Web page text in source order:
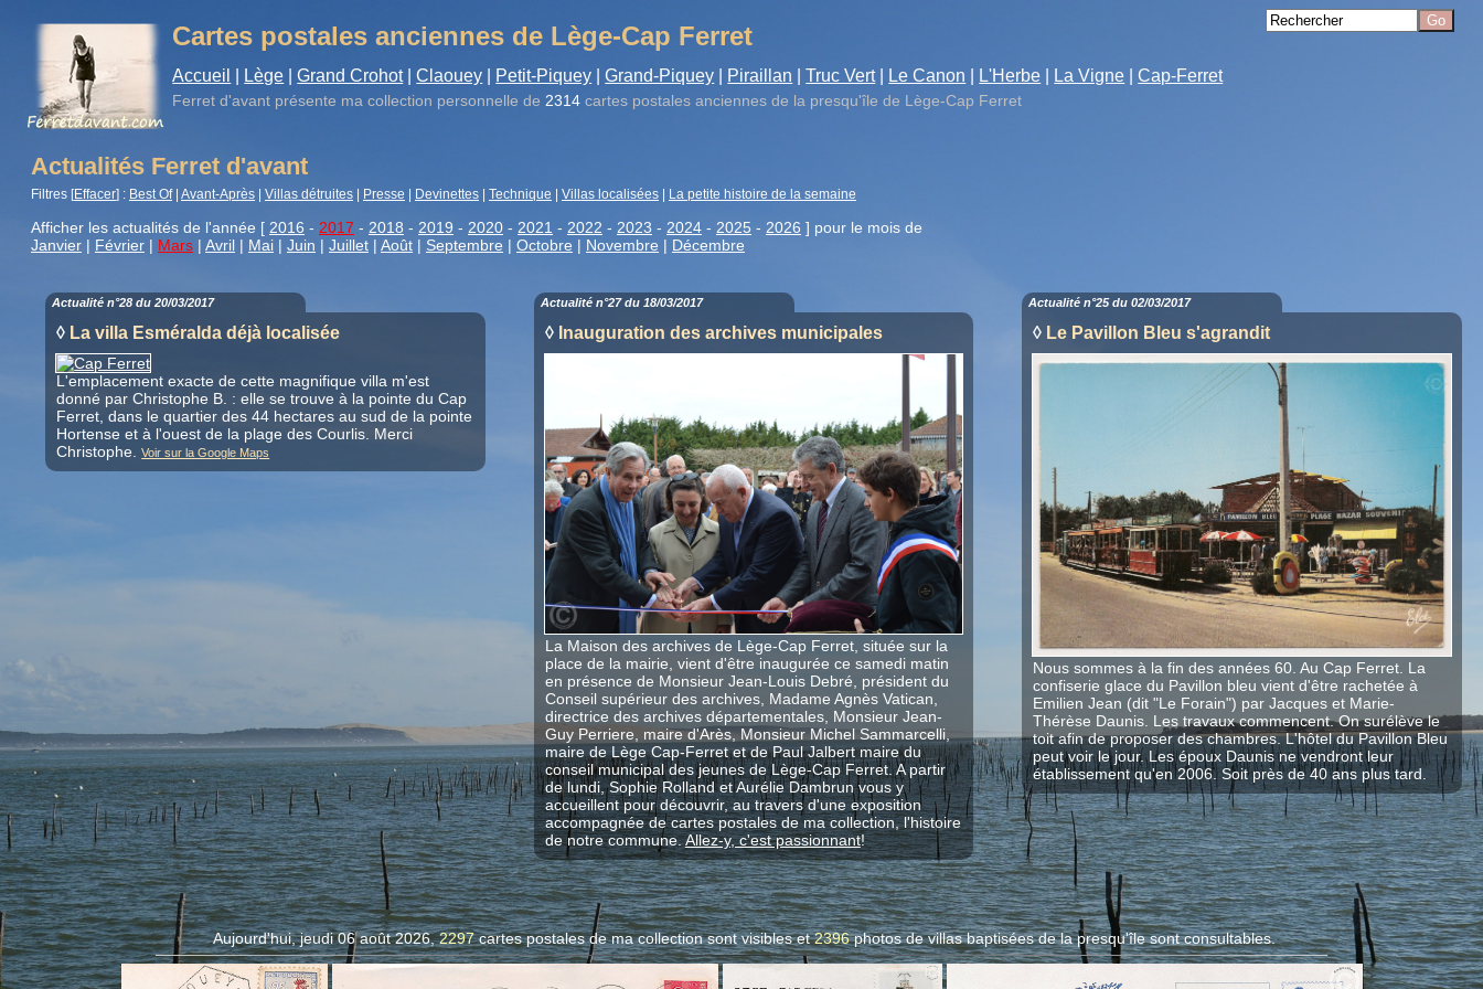
Cartes postales anciennes de Lège-Cap Ferret
Accueil Lège Grand Crohot Claouey Petit-Piquey Grand-Piquey Piraillan Truc Vert Le Canon L'Herbe La Vigne Cap-Ferret
Ferret d'avant présente ma collection personnelle de 2314 cartes postales anciennes de la presqu'île de Lège-Cap Ferret
Actualités Ferret d'avant
Filtres [Effacer] : Best Of| Avant-Après Villas détruites Presse Devinettes Technique Villas localisées La petite histoire de la semaine
Afficher les actualités de l'année [ 2016 - 2017 - 2018 - 2019 - 2020 - 2021 - 2022 - 2023 - 2024 - 2025 - 2026 ] pour le mois de
Janvier | Février | Mars | Avril | Mai | Juin | Juillet | Août | Septembre | Octobre | Novembre | Décembre
Actualité n°28 du 20/03/2017
◊ La villa Esméralda déjà localisée
L'emplacement exacte de cette magnifique villa m'est
donné par Christophe B. : elle se trouve à la pointe du Cap
Ferret, dans le quartier des 44 hectares au sud de la pointe
Hortense et à l'ouest de la plage des Courlis. Merci
Christophe.Voir sur la Google Maps
Actualité n°27 du 18/03/2017
◊Inauguration des archives municipales
La Maison des archives de Lège-Cap Ferret, située sur la
place de la mairie, vient d'être inaugurée ce samedi matin
en présence de Monsieur Jean-Louis Debré, président du
Conseil supérieur des archives, Madame Agnès Vatican,
directrice des archives départementales, Monsieur Jean-
Guy Perriere, maire d'Arès, Monsieur Michel Sammarcelli,
maire de Lège Cap-Ferret et de Paul Jalbert maire du
conseil municipal des jeunes de Lège-Cap Ferret. A partir
de lundi, Sophie Rolland et Aurélie Dambrun vous y
accueillent pour découvrir, au travers d'une exposition
accompagnée de cartes postales de ma collection, l'histoire
de notre commune.Allez-y, c'est passionnant!
Actualité n°25 du 02/03/2017
◊ Le Pavillon Bleu s'agrandit
Nous sommes à la fin des années 60. Au Cap Ferret. La
confiserie glace du Pavillon bleu vient d'être rachetée à
Emilien Jean (dit "Le Forain") par Jacques et Marie-
Thérèse Daunis. Les travaux commencent. On surélève le
toit afin de proposer des chambres. L'hôtel du Pavillon Bleu
peut voir le jour. Les époux Daunis ne vendront leur
établissement qu'en 2006. Soit près de 40 ans plus tard.
Aujourd'hui, jeudi 06 août 2026,2297cartes postales de ma collection sont visibles et2396 photos de villasbaptisées de la presqu'île sont consultables.